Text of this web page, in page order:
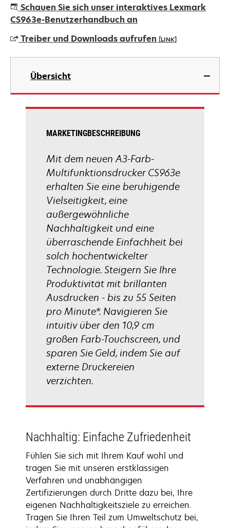
wird
in
neuen
Registerkarte
Schauen Sie sich unser interaktives Lexmark
CS963e-Benutzerhandbuch an
Treiber und Downloads aufrufen [LINK]
wird
einer
neuen
Registerkarte
Übersicht
MARKETINGBESCHREIBUNG
Mit dem neuen A3-Farb-
Multifunktionsdrucker CS963e
erhalten Sie eine beruhigende
Vielseitigkeit, eine
außergewöhnliche
Nachhaltigkeit und eine
überraschende Einfachheit bei
solch hochentwickelter
Technologie. Steigern Sie Ihre
Produktivität mit brillanten
Ausdrucken - bis zu 55 Seiten
pro Minute*. Navigieren Sie
intuitiv über den 10,9 cm
großen Farb-Touchscreen, und
sparen Sie Geld, indem Sie auf
externe Druckereien
verzichten.
Nachhaltig: Einfache Zufriedenheit
Fühlen Sie sich mit Ihrem Kauf wohl und
tragen Sie mit unseren erstklassigen
Verfahren und unabhängigen
Zertifizierungen durch Dritte dazu bei, Ihre
eigenen Nachhaltigkeitsziele zu erreichen.
Tragen Sie Ihren Teil zum Umweltschutz bei,